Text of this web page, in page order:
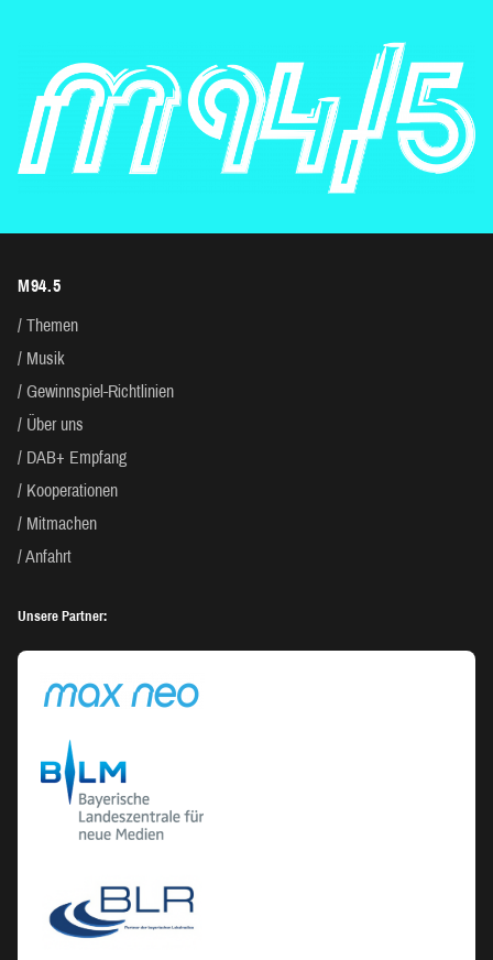
M94.5
Themen
Musik
Gewinnspiel-Richtlinien
Über uns
DAB+ Empfang
Kooperationen
Mitmachen
Anfahrt
Unsere Partner: